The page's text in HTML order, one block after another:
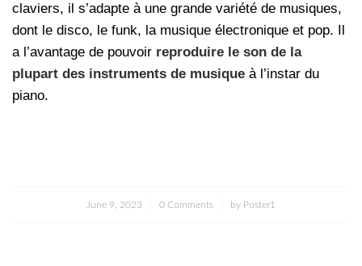
claviers, il s’adapte à une grande variété de musiques,
dont le disco, le funk, la musique électronique et pop. Il
a l’avantage de pouvoir reproduire le son de la
plupart des instruments de musique à l’instar du
piano.
June 9, 2023
/ 0 Comments
/ by Poster1